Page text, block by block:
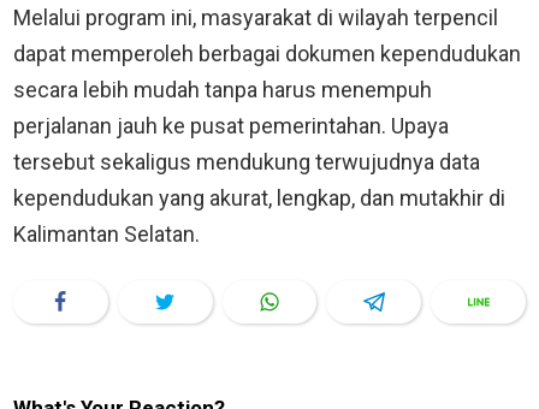
Melalui program ini, masyarakat di wilayah terpencil
dapat memperoleh berbagai dokumen kependudukan
secara lebih mudah tanpa harus menempuh
perjalanan jauh ke pusat pemerintahan. Upaya
tersebut sekaligus mendukung terwujudnya data
kependudukan yang akurat, lengkap, dan mutakhir di
Kalimantan Selatan.